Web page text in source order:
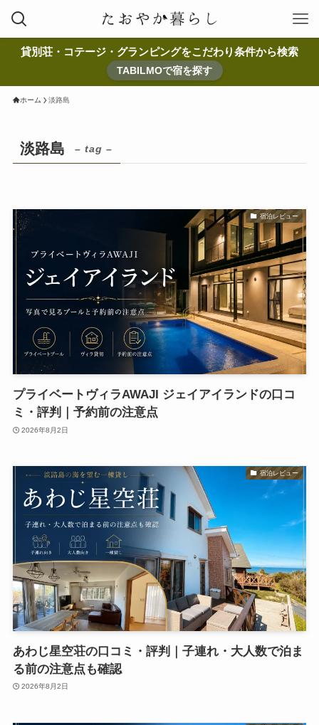
貸別荘・コテージ・グランピングをこだわり条件から検索
TABILMOで宿を探す
ホーム 淡路島
淡路島 – tag –
宿泊レビュー
プライベートヴィラAWAJI ジェイアイランドの口コ
ミ・評判｜予約前の注意点
2026年8月2日
宿泊レビュー
あわじ星空荘の口コミ・評判｜子連れ・大人数で泊ま
る前の注意点も確認
2026年8月2日